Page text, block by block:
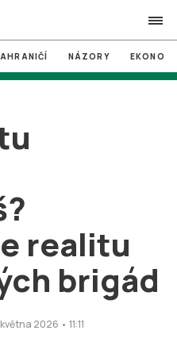
search
NÁZORY
realitu
brigád
2026 • 11:11